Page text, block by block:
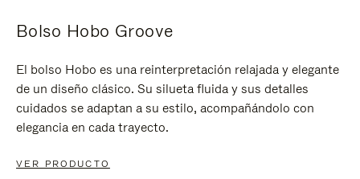
Bolso Hobo Groove
El bolso Hobo es una reinterpretación relajada y elegante
de un diseño clásico. Su silueta fluida y sus detalles
cuidados se adaptan a su estilo, acompañándolo con
elegancia en cada trayecto.
VER PRODUCTO